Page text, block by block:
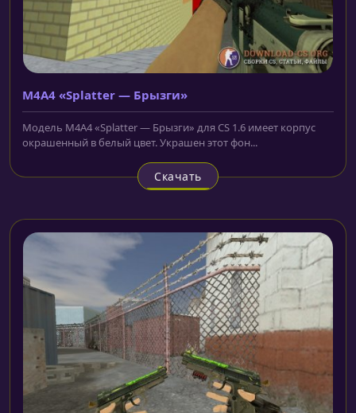
M4A4 «Splatter — Брызги»
Модель M4A4 «Splatter — Брызги» для CS 1.6 имеет корпус
окрашенный в белый цвет. Украшен этот фон...
Скачать